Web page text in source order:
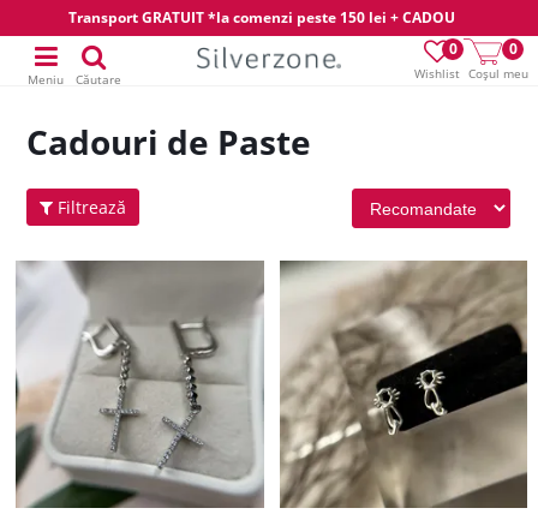
Transport GRATUIT *la comenzi peste 150 lei + CADOU
Wishlist
0
Coșul meu
0
Meniu Căutare
Cadouri de Paste
Filtrează